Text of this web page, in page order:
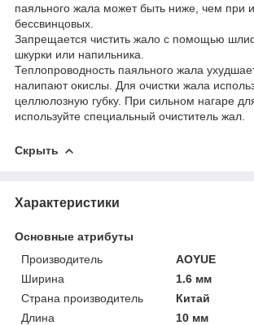
паяльного жала может быть ниже, чем при
бессвинцовых.
Запрещается чистить жало с помощью
шкурки или напильника.
Теплопроводность паяльного жала
налипают окислы. Для очистки жала
целлюлозную губку. При сильном нагаре
используйте специальный очиститель жал.
Скрыть
Характеристики
Основные атрибуты
Производитель
AOYUE
Ширина
1.6 мм
Страна производитель
Китай
Длина
10 мм